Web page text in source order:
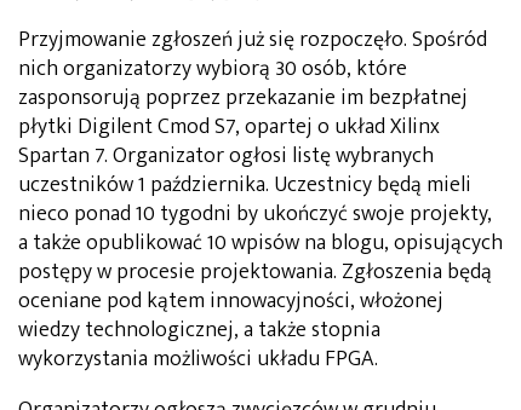
Przyjmowanie zgłoszeń już się rozpoczęło. Spośród
nich organizatorzy wybiorą 30 osób, które
zasponsorują poprzez przekazanie im bezpłatnej
płytki Digilent Cmod S7, opartej o układ Xilinx
Spartan 7. Organizator ogłosi listę wybranych
uczestników 1 października. Uczestnicy będą mieli
nieco ponad 10 tygodni by ukończyć swoje projekty,
a także opublikować 10 wpisów na blogu, opisujących
postępy w procesie projektowania. Zgłoszenia będą
oceniane pod kątem innowacyjności, włożonej
wiedzy technologicznej, a także stopnia
wykorzystania możliwości układu FPGA.